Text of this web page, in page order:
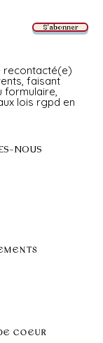
S'abonner
recontacté(e)
faisant
formulaire,
lois rgpd en
NOUS
COEUR